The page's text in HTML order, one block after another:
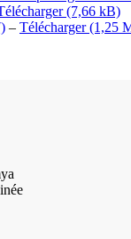
– Télécharger